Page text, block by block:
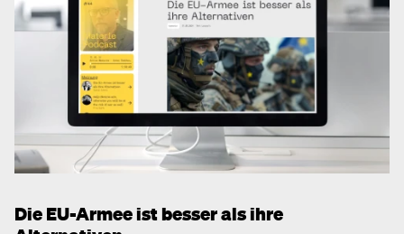
Die EU-Armee ist besser als ihre